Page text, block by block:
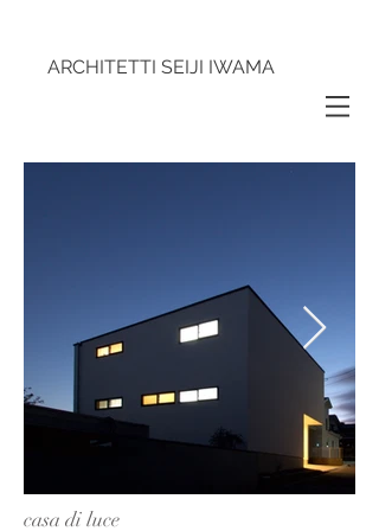
ARCHITETTI SEIJI IWAMA
casa di luce